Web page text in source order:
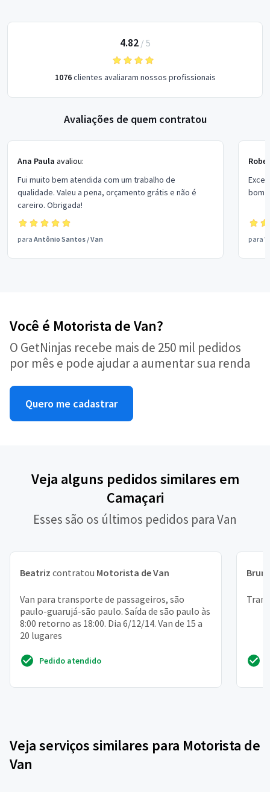
4.82/ 5
1076clientes avaliaram nossos profissionais
Avaliações de quem contratou
Ana Paula avaliou:
Fui muito bem atendida com um trabalho de
qualidade. Valeu a pena, orçamento grátis e não é
careiro. Obrigada!
para Antônio Santos /Van
bom
para
Você é Motorista de Van?
O GetNinjas recebe mais de 250 mil pedidos
por mês e pode ajudar a aumentar sua renda
Quero me cadastrar
Veja alguns pedidos similares em
Camaçari
Esses são os últimos pedidos para Van
Beatriz contratou Motorista de Van
Van para transporte de passageiros, são
paulo-guarujá-são paulo. Saída de são paulo às
8:00 retorno as 18:00. Dia 6/12/14. Van de 15 a
20 lugares
Pedido atendido
Veja serviços similares para Motorista de
Van